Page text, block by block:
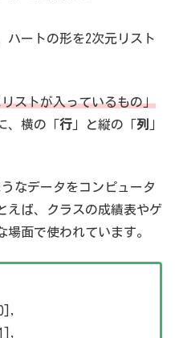
ハートの形を2次元リスト
ストが入っているもの」
、横の「行 」と縦の「列 」
なデータをコンピュータ
えば、クラスの成績表やゲ
面で使われています。